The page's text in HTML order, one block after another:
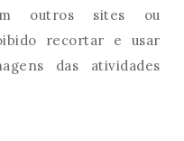
outros sites ou
recortar e usar
das atividades